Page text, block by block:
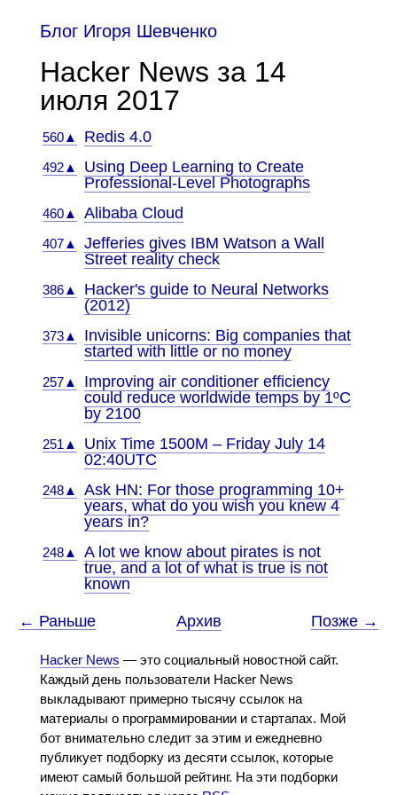
Блог Игоря Шевченко
Hacker News за 14
июля 2017
560▲ Redis 4.0
492▲
Using Deep Learning to Create
Professional-Level Photographs
460▲ Alibaba Cloud
407▲
Jefferies gives IBM Watson a Wall
Street reality check
386▲
Hacker's guide to Neural Networks
(2012)
373▲
Invisible unicorns: Big companies that
started with little or no money
257▲
Improving air conditioner efficiency
could reduce worldwide temps by 1ºC
by 2100
251▲
Unix Time 1500M – Friday July 14
02:40UTC
248▲
Ask HN: For those programming 10+
years, what do you wish you knew 4
years in?
248▲
A lot we know about pirates is not
true, and a lot of what is true is not
known
← Раньше Архив Позже →
Hacker News — это социальный новостной сайт.
Каждый день пользователи Hacker News
выкладывают примерно тысячу ссылок на
материалы о программировании и стартапах. Мой
бот внимательно следит за этим и ежедневно
публикует подборку из десяти ссылок, которые
имеют самый большой рейтинг. На эти подборки